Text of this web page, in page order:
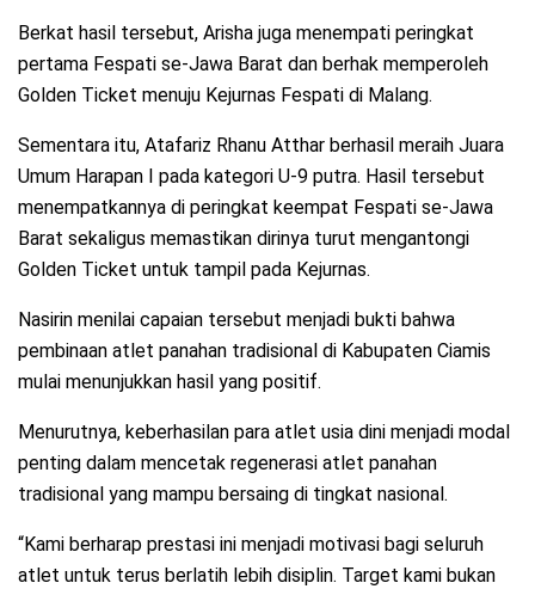
Berkat hasil tersebut, Arisha juga menempati peringkat
pertama Fespati se-Jawa Barat dan berhak memperoleh
Golden Ticket menuju Kejurnas Fespati di Malang.
Sementara itu, Atafariz Rhanu Atthar berhasil meraih Juara
Umum Harapan I pada kategori U-9 putra. Hasil tersebut
menempatkannya di peringkat keempat Fespati se-Jawa
Barat sekaligus memastikan dirinya turut mengantongi
Golden Ticket untuk tampil pada Kejurnas.
Nasirin menilai capaian tersebut menjadi bukti bahwa
pembinaan atlet panahan tradisional di Kabupaten Ciamis
mulai menunjukkan hasil yang positif.
Menurutnya, keberhasilan para atlet usia dini menjadi modal
penting dalam mencetak regenerasi atlet panahan
tradisional yang mampu bersaing di tingkat nasional.
“Kami berharap prestasi ini menjadi motivasi bagi seluruh
atlet untuk terus berlatih lebih disiplin. Target kami bukan